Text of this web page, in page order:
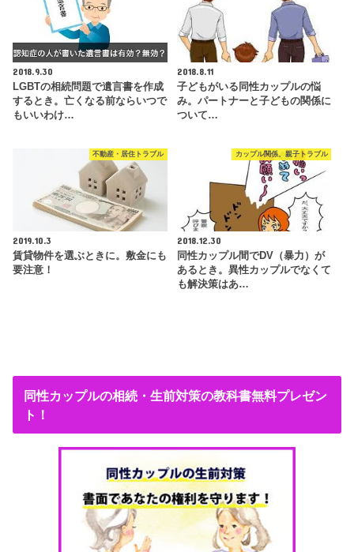
2018.9.30
LGBTの相続問題で遺言書を作成
するとき。亡くなる前ならいつで
もいいわけ…
2018.8.11
子どもがいる同性カップルの悩
み。パートナーと子どもの関係に
ついて…
不動産・居住トラブル
2019.10.3
賃貸物件を選ぶときに。敷金にも
要注意！
カップル関係、親子トラブル
2018.12.30
同性カップル間でDV（暴力）が
あるとき。異性カップルでなくて
も解決策はあ…
同性カップルの相続・生前対策の教科書無料プレゼン
ト！